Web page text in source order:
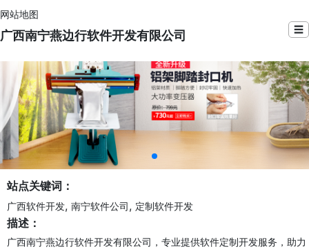
网站地图
广西南宁燕边行软件开发有限公司 ☰
站点关键词：
广西软件开发, 南宁软件公司, 定制软件开发
描述：
广西南宁燕边行软件开发有限公司，专业提供软件定制开发服务，助力